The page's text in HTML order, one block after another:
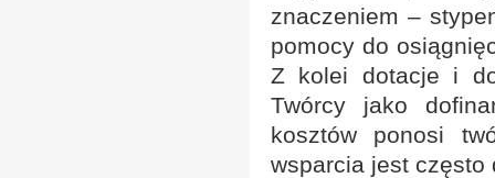
znaczeniem –
pomocy do
Z kolei dotacje i
Twórcy jako
kosztów ponosi
wsparcia jest często